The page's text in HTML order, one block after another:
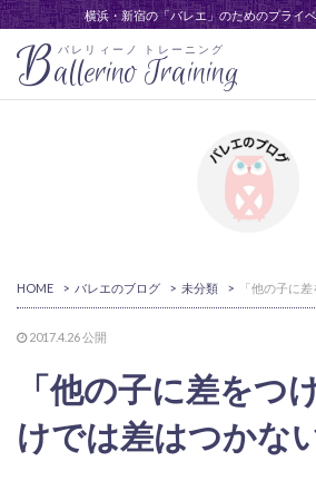
横浜・新宿の「バレエ」のためのプライ
バレリィーノ トレーニング
Ballerino Training
HOME > バレエのブログ > 未分類 >
2017.4.26公開
「他の子に差をつ
けでは差はつかな